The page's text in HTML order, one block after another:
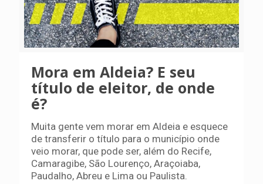
Mora em Aldeia? E seu
título de eleitor, de onde
é?
Muita gente vem morar em Aldeia e esquece
de transferir o título para o município onde
veio morar, que pode ser, além do Recife,
Camaragibe, São Lourenço, Araçoiaba,
Paudalho, Abreu e Lima ou Paulista.